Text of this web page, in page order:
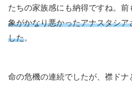
たちの家族感にも納得ですね。前
象がかなり悪かったアナスタシ
した。
命の危機の連続でしたが、襟ドナ